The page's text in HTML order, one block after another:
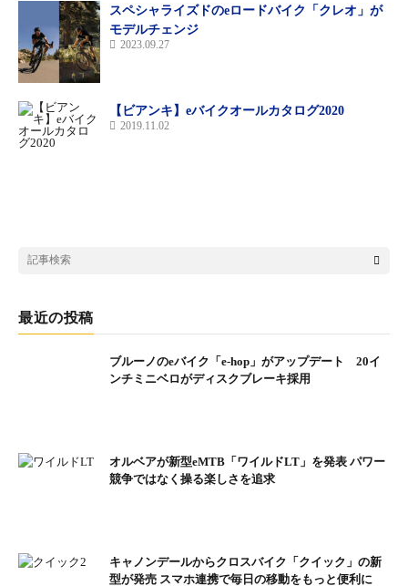
ジェイドグリーン（既存カラー）
ESCAPE R W E+
標準価格 ： 29万7000円
既存カラー ： ジェイドグリーン, ユニコーンホワイト
スペシャライズドのeロードバイク「クレオ」が
モデルチェンジ
2023.09.27
【ビアンキ】eバイクオールカタログ2020
2019.11.02
最近の投稿
ブルーノのeバイク「e-hop」がアップデート 20イ
ンチミニベロがディスクブレーキ採用
オルベアが新型eMTB「ワイルドLT」を発表 パワー
競争ではなく操る楽しさを追求
キャノンデールからクロスバイク「クイック」の新
型が発売 スマホ連携で毎日の移動をもっと便利に